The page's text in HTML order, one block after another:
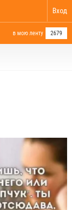
Вход
в мою ленту 2679